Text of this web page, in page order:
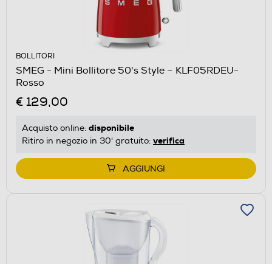
BOLLITORI
SMEG - Mini Bollitore 50's Style – KLF05RDEU-
Rosso
€ 129,00
Acquisto online: disponibile
Ritiro in negozio in 30' gratuito: verifica
AGGIUNGI